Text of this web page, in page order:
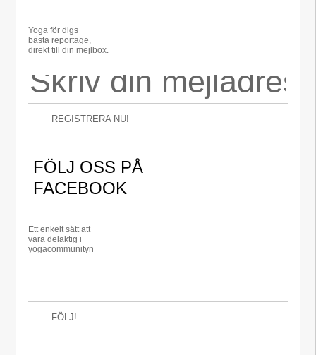
Yoga för digs
bästa reportage,
direkt till din mejlbox.
REGISTRERA NU!
FÖLJ OSS PÅ
FACEBOOK
Ett enkelt sätt att
vara delaktig i
yogacommunityn
FÖLJ!